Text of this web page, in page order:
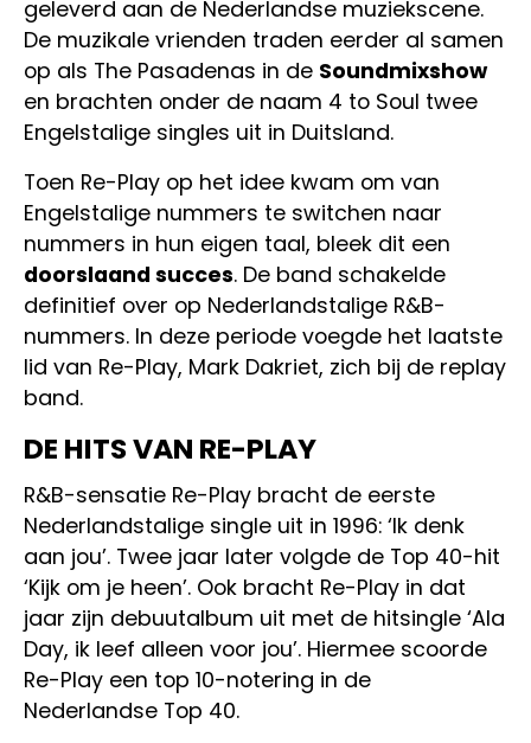
geleverd aan de Nederlandse muziekscene.
De muzikale vrienden traden eerder al samen
op als The Pasadenas in de Soundmixshow
en brachten onder de naam 4 to Soul twee
Engelstalige singles uit in Duitsland.
Toen Re-Play op het idee kwam om van
Engelstalige nummers te switchen naar
nummers in hun eigen taal, bleek dit een
doorslaand succes. De band schakelde
definitief over op Nederlandstalige R&B-
nummers. In deze periode voegde het laatste
lid van Re-Play, Mark Dakriet, zich bij de replay
band.
DE HITS VAN RE-PLAY
R&B-sensatie Re-Play bracht de eerste
Nederlandstalige single uit in 1996: ‘Ik denk
aan jou’. Twee jaar later volgde de Top 40-hit
‘Kijk om je heen’. Ook bracht Re-Play in dat
jaar zijn debuutalbum uit met de hitsingle ‘Ala
Day, ik leef alleen voor jou’. Hiermee scoorde
Re-Play een top 10-notering in de
Nederlandse Top 40.